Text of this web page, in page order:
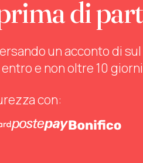
di
un acconto di
e non oltre 10
con: